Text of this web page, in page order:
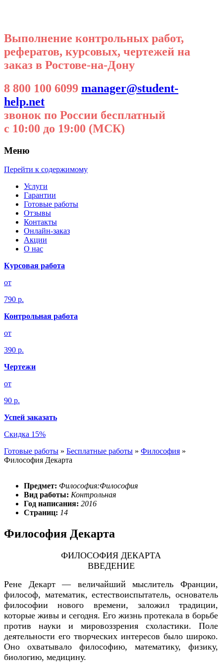
Выполнение контрольных работ,
рефератов, курсовых, чертежей на
заказ в Ростове-на-Дону
8 800 100 6099 manager@student-
help.net
звонок по России бесплатный
с 10:00 до 19:00 (МСК)
Меню
Перейти к содержимому
Услуги
Гарантии
Готовые работы
Отзывы
Контакты
Онлайн-заказ
Акции
О нас
Курсовая работа
от
790 р.
Контрольная работа
от
390 р.
Чертежи
от
90 р.
Успей заказать
Скидка 15%
Готовые работы » Бесплатные работы » Философия »
Философия Декарта
Предмет: Философия:Философия
Вид работы: Контрольная
Год написания: 2016
Страниц: 14
Философия Декарта
ФИЛОСОФИЯ ДЕКАРТА
ВВЕДЕНИЕ
Рене Декарт — величайший мыслитель Франции,
философ, математик, естествоиспытатель, основатель
философии нового времени, заложил традиции,
которые живы и сегодня. Его жизнь протекала в борьбе
против науки и мировоззрения схоластики. Поле
деятельности его творческих интересов было широко.
Оно охватывало философию, математику, физику,
биологию, медицину.